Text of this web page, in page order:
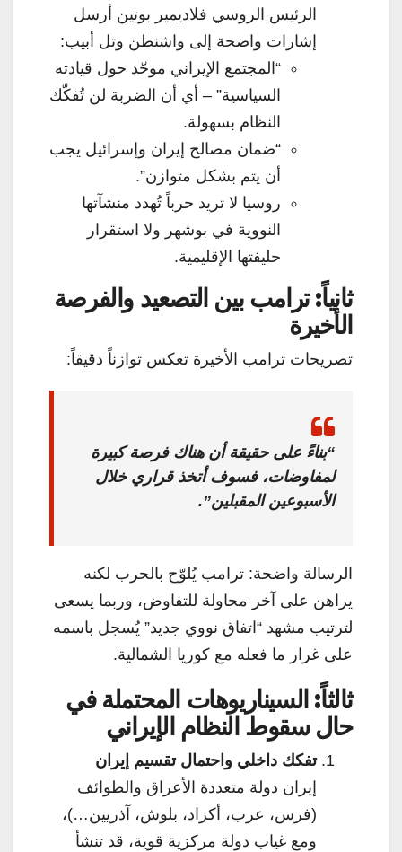
الرئيس الروسي فلاديمير بوتين أرسل
إشارات واضحة إلى واشنطن وتل أبيب:
“المجتمع الإيراني موحّد حول قيادته
السياسية” – أي أن الضربة لن تُفكّك
النظام بسهولة.
“ضمان مصالح إيران وإسرائيل يجب
أن يتم بشكل متوازن”.
روسيا لا تريد حرباً تُهدد منشآتها
النووية في بوشهر ولا استقرار
حليفتها الإقليمية.
ثانياً: ترامب بين التصعيد والفرصة
الأخيرة
تصريحات ترامب الأخيرة تعكس توازناً دقيقاً:
“بناءً على حقيقة أن هناك فرصة كبيرة
لمفاوضات، فسوف أتخذ قراري خلال
الأسبوعين المقبلين”.
الرسالة واضحة: ترامب يُلوّح بالحرب لكنه
يراهن على آخر محاولة للتفاوض، وربما يسعى
لترتيب مشهد “اتفاق نووي جديد” يُسجل باسمه
على غرار ما فعله مع كوريا الشمالية.
ثالثاً: السيناريوهات المحتملة في
حال سقوط النظام الإيراني
تفكك داخلي واحتمال تقسيم إيران
إيران دولة متعددة الأعراق والطوائف
(فرس، عرب، أكراد، بلوش، آذريين…)،
ومع غياب دولة مركزية قوية، قد تنشأ